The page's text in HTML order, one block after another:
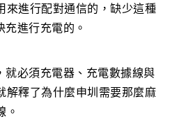
來進行配對通信的，缺少這種
進行充電的。
就必須充電器、充電數據線與
解釋了為什麼申圳需要那麼麻
。